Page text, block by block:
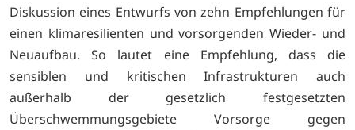
Diskussion eines Entwurfs von zehn Empfehlungen für
einen klimaresilienten und vorsorgenden Wieder- und
Neuaufbau. So lautet eine Empfehlung, dass die
sensiblen und kritischen Infrastrukturen auch
außerhalb der gesetzlich festgesetzten
Überschwemmungsgebiete Vorsorge gegen